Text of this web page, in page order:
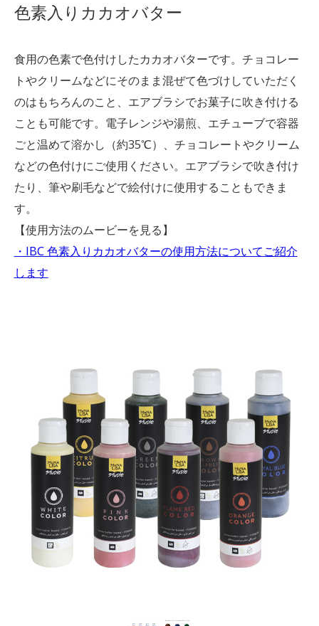
色素入りカカオバター
食用の色素で色付けしたカカオバターです。チョコレー
トやクリームなどにそのまま混ぜて色づけしていただく
のはもちろんのこと、エアブラシでお菓子に吹き付ける
ことも可能です。電子レンジや湯煎、エチューブで容器
ごと温めて溶かし（約35℃）、チョコレートやクリーム
などの色付けにご使用ください。エアブラシで吹き付け
たり、筆や刷毛などで絵付けに使用することもできま
す。
【使用方法のムービーを見る】
・IBC 色素入りカカオバターの使用方法についてご紹介
します